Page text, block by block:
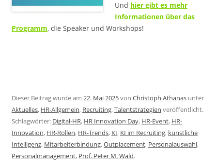
Und hier gibt es mehr
Informationen über das
Programm, die Speaker und Workshops!
Dieser Beitrag wurde am 22. Mai 2025von Christoph Athanas unter
Aktuelles, HR-Allgemein, Recruiting,Talentstrategien veröffentlicht.
Schlagwörter: Digital-HR, HR Innovation Day, HR-Event, HR-
Innovation, HR-Rollen, HR-Trends, KI, KI im Recruiting, künstliche
Intelligenz, Mitarbeiterbindung,Outplacement, Personalauswahl,
Personalmanagement, Prof. Peter M. Wald.